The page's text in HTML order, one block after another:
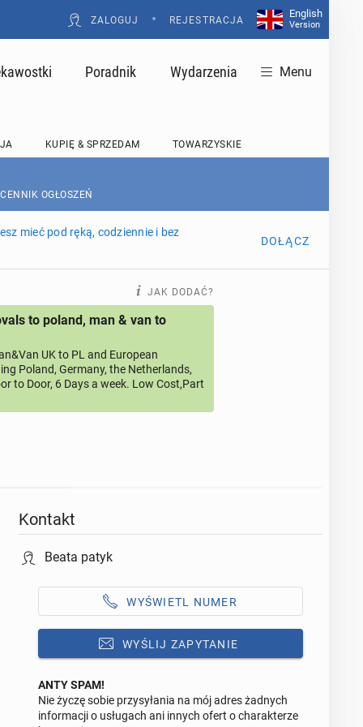
ZALOGUJ • REJESTRACJA
English
Version
Poradnik Wydarzenia Menu
KUPIĘ & SPRZEDAM TOWARZYSKIE
OGŁOSZEŃ
mieć pod ręką, codziennie i bez
DOŁĄCZ
JAK DODAĆ?
to poland, man & van to
UK to PL and European
Poland, Germany, the Netherlands,
to Door, 6 Days a week. Low Cost,Part
Kontakt
Beata patyk
WYŚWIETL NUMER
WYŚLIJ ZAPYTANIE
Odpowiedz na ofertę tego ogłoszenia
ANTY SPAM!
Nie życzę sobie przysyłania na mój adres żadnych
informacji o usługach ani innych ofert o charakterze